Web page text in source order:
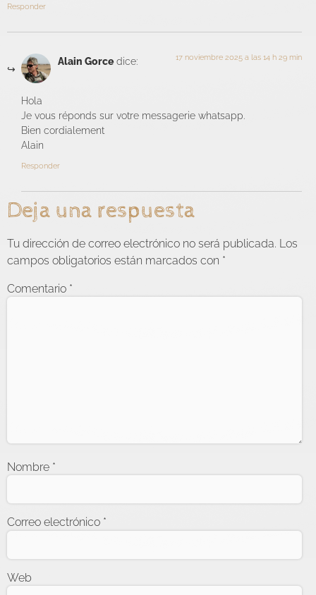
Responder
Alain Gorce dice: 17 noviembre 2025 a las 14 h 29 min
Hola
Je vous réponds sur votre messagerie whatsapp.
Bien cordialement
Alain
Responder
Deja una respuesta
Tu dirección de correo electrónico no será publicada. Los
campos obligatorios están marcados con *
Comentario *
Nombre *
Correo electrónico *
Web